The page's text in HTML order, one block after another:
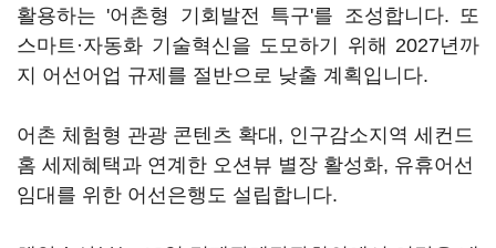
활용하는 '어촌형 기회발전 특구'를 조성합니다. 또
스마트·자동화 기술혁신을 도모하기 위해 2027년까
지 어선어업 규제를 절반으로 낮출 계획입니다.
어촌 체험형 관광 콘텐츠 확대, 인구감소지역 세컨드
홈 세제혜택과 연계한 오션뷰 별장 활성화, 유휴어선
임대를 위한 어선은행도 설립합니다.